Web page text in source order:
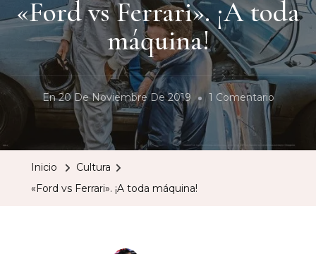
«Ford vs Ferrari». ¡A toda
máquina!
En20 De Noviembre De 2019 1 ComentarioEn
Inicio
Cultura
«Ford vs Ferrari». ¡A toda máquina!